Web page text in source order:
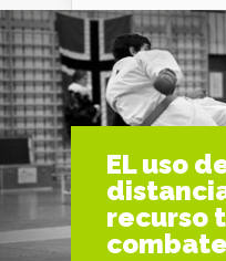
EL uso
recurso